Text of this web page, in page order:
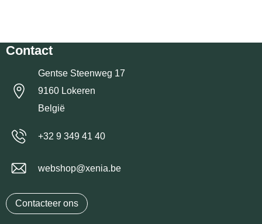
Contact
Gentse Steenweg 17
9160 Lokeren
België
+32 9 349 41 40
webshop@xenia.be
Contacteer ons